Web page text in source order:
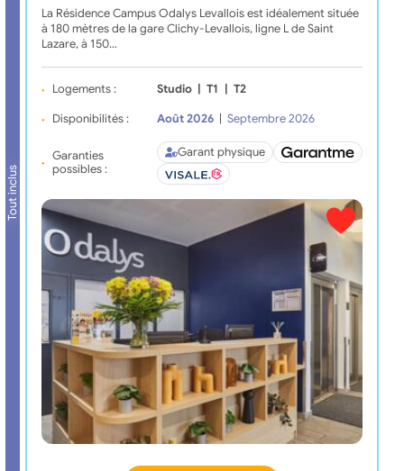
Tout inclus
La Résidence Campus Odalys Levallois est idéalement située
à 180 mètres de la gare Clichy-Levallois, ligne L de Saint
Lazare, à 150…
Logements : Studio T1 T2
Disponibilités : Août 2026 Septembre 2026
Garanties
possibles :
Garant physique